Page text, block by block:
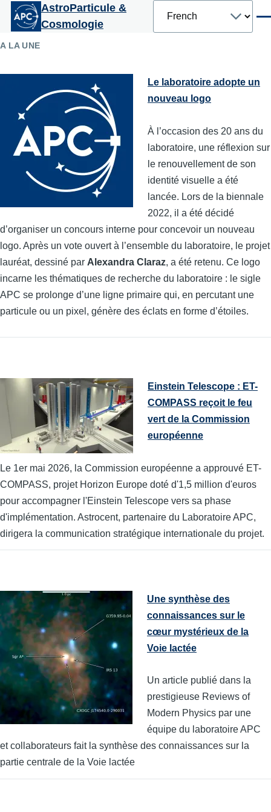
Aller au contenu principal
AstroParticule &
Cosmologie
your
A LA UNE
Le laboratoire adopte un
nouveau logo
À l’occasion des 20 ans du
laboratoire, une réflexion sur
le renouvellement de son
identité visuelle a été
lancée. Lors de la biennale
2022, il a été décidé
d’organiser un concours interne pour concevoir un nouveau
logo. Après un vote ouvert à l’ensemble du laboratoire, le projet
lauréat, dessiné par Alexandra Claraz, a été retenu. Ce logo
incarne les thématiques de recherche du laboratoire : le sigle
APC se prolonge d’une ligne primaire qui, en percutant une
particule ou un pixel, génère des éclats en forme d’étoiles.
Einstein Telescope : ET-
COMPASS reçoit le feu
vert de la Commission
européenne
Le 1er mai 2026, la Commission européenne a approuvé ET-
COMPASS, projet Horizon Europe doté d'1,5 million d'euros
pour accompagner l'Einstein Telescope vers sa phase
d'implémentation. Astrocent, partenaire du Laboratoire APC,
dirigera la communication stratégique internationale du projet.
Une synthèse des
connaissances sur le
cœur mystérieux de la
Voie lactée
Un article publié dans la
prestigieuse Reviews of
Modern Physics par une
équipe du laboratoire APC
et collaborateurs fait la synthèse des connaissances sur la
partie centrale de la Voie lactée